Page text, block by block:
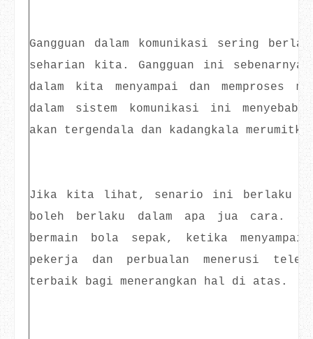
Gangguan dalam komunikasi sering
seharian kita. Gangguan ini sebenarnya
dalam kita menyampai dan memproses
dalam sistem komunikasi ini
akan tergendala dan kadangkala
Jika kita lihat, senario ini berlaku di
boleh berlaku dalam apa jua cara.
bermain bola sepak, ketika
pekerja dan perbualan menerusi
terbaik bagi menerangkan hal di atas.